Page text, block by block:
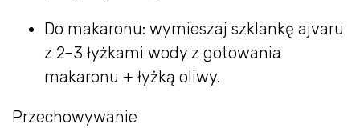
Do makaronu: wymieszaj szklankę ajvaru
z 2–3 łyżkami wody z gotowania
makaronu + łyżką oliwy.
Przechowywanie